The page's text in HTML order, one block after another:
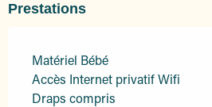
Prestations
Matériel Bébé
Accès Internet privatif Wifi
Draps compris